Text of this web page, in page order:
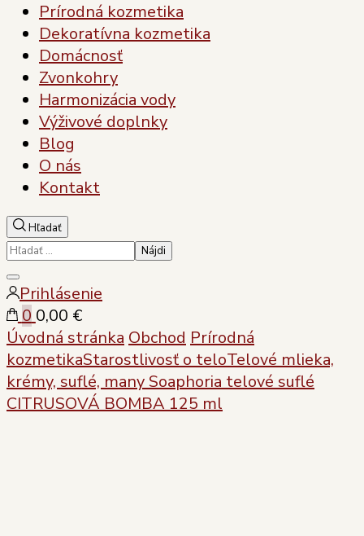
Prírodná kozmetika
Dekoratívna kozmetika
Domácnosť
Zvonkohry
Harmonizácia vody
Výživové doplnky
Blog
O nás
Kontakt
Hľadať
Hľadať:
Zatvoriť
vyhľadávanie
Prihlásenie
0 0,00 €
Úvodná stránka Obchod Prírodná
kozmetikaStarostlivosť o teloTelové mlieka,
krémy, suflé, manySoaphoria telové suflé
CITRUSOVÁ BOMBA 125 ml